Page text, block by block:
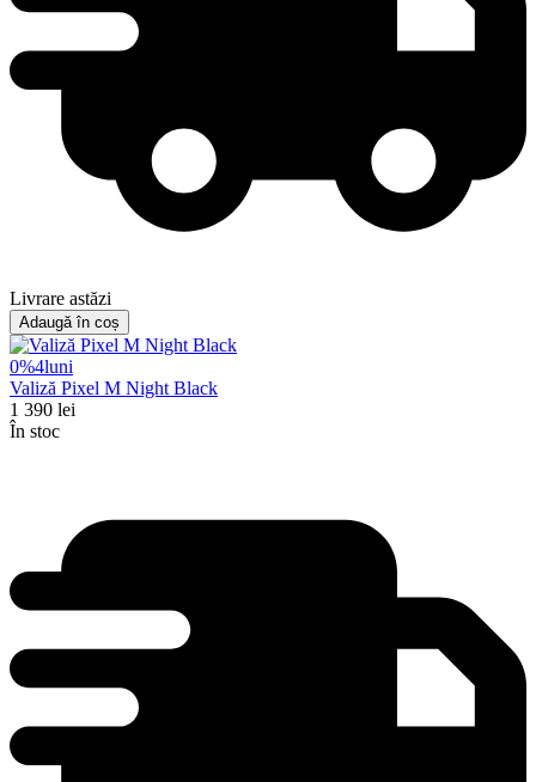
Livrare astăzi
Adaugă în coș
0%4luni
Valiză Pixel M Night Black
1 390 lei
În stoc